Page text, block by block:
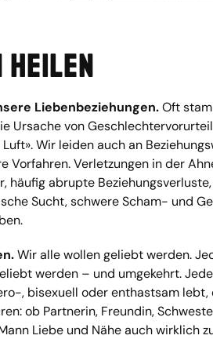
heilen
Liebenbeziehungen.Oft
Ursache von
Wir leiden auch an
Vorfahren. Verletzungen in der
häufig abrupte
Sucht, schwere Scham- und
Wir alle wollen geliebt werden.
werden – und umgekehrt.
, bisexuell oder enthastsam
ob Partnerin, Freundin,
Liebe und Nähe auch wirklich